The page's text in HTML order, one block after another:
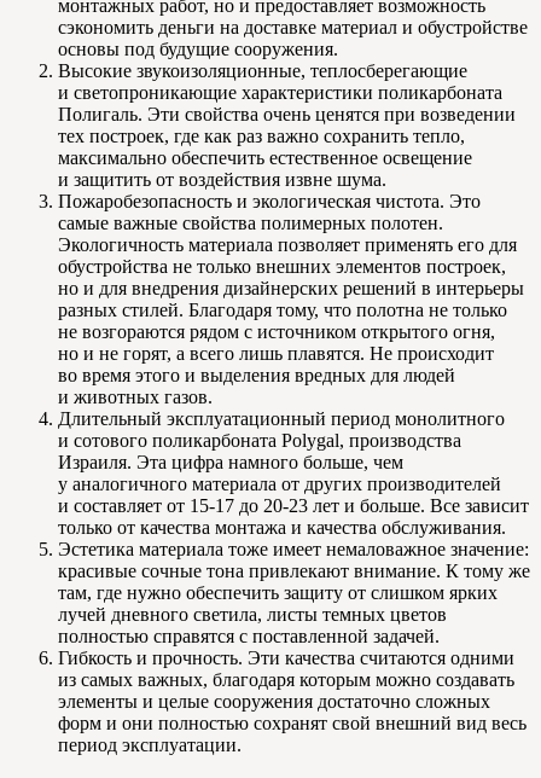
монтажных работ, но и предоставляет возможность
сэкономить деньги на доставке материал и обустройстве
основы под будущие сооружения.
Высокие звукоизоляционные, теплосберегающие
и светопроникающие характеристики поликарбоната
Полигаль. Эти свойства очень ценятся при возведении
тех построек, где как раз важно сохранить тепло,
максимально обеспечить естественное освещение
и защитить от воздействия извне шума.
Пожаробезопасность и экологическая чистота. Это
самые важные свойства полимерных полотен.
Экологичность материала позволяет применять его для
обустройства не только внешних элементов построек,
но и для внедрения дизайнерских решений в интерьеры
разных стилей. Благодаря тому, что полотна не только
не возгораются рядом с источником открытого огня,
но и не горят, а всего лишь плавятся. Не происходит
во время этого и выделения вредных для людей
и животных газов.
Длительный эксплуатационный период монолитного
и сотового поликарбоната Polygal, производства
Израиля. Эта цифра намного больше, чем
у аналогичного материала от других производителей
и составляет от 15-17 до 20-23 лет и больше. Все зависит
только от качества монтажа и качества обслуживания.
Эстетика материала тоже имеет немаловажное значение:
красивые сочные тона привлекают внимание. К тому же
там, где нужно обеспечить защиту от слишком ярких
лучей дневного светила, листы темных цветов
полностью справятся с поставленной задачей.
Гибкость и прочность. Эти качества считаются одними
из самых важных, благодаря которым можно создавать
элементы и целые сооружения достаточно сложных
форм и они полностью сохранят свой внешний вид весь
период эксплуатации.